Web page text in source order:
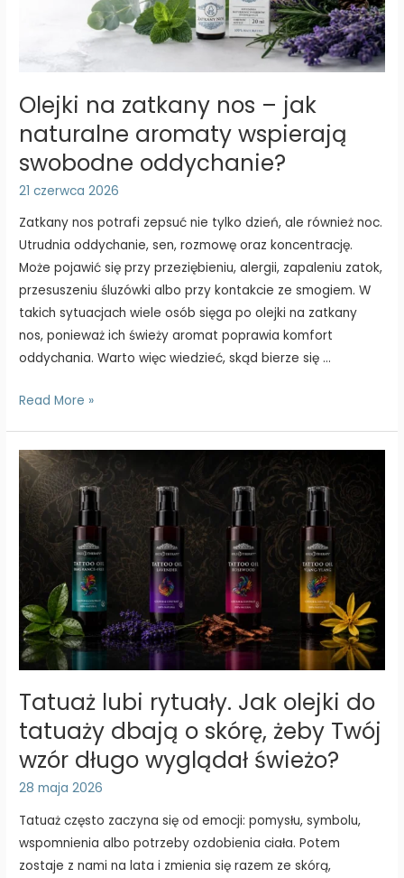
Olejki na zatkany nos – jak
naturalne aromaty wspierają
swobodne oddychanie?
21 czerwca 2026
Zatkany nos potrafi zepsuć nie tylko dzień, ale również noc.
Utrudnia oddychanie, sen, rozmowę oraz koncentrację.
Może pojawić się przy przeziębieniu, alergii, zapaleniu zatok,
przesuszeniu śluzówki albo przy kontakcie ze smogiem. W
takich sytuacjach wiele osób sięga po olejki na zatkany
nos, ponieważ ich świeży aromat poprawia komfort
oddychania. Warto więc wiedzieć, skąd bierze się …
Olejki
nos
–
naturalne
wspierają
swobodne
oddychanie?
Read More »
Tatuaż lubi rytuały. Jak olejki do
tatuaży dbają o skórę, żeby Twój
wzór długo wyglądał świeżo?
28 maja 2026
Tatuaż często zaczyna się od emocji: pomysłu, symbolu,
wspomnienia albo potrzeby ozdobienia ciała. Potem
zostaje z nami na lata i zmienia się razem ze skórą,